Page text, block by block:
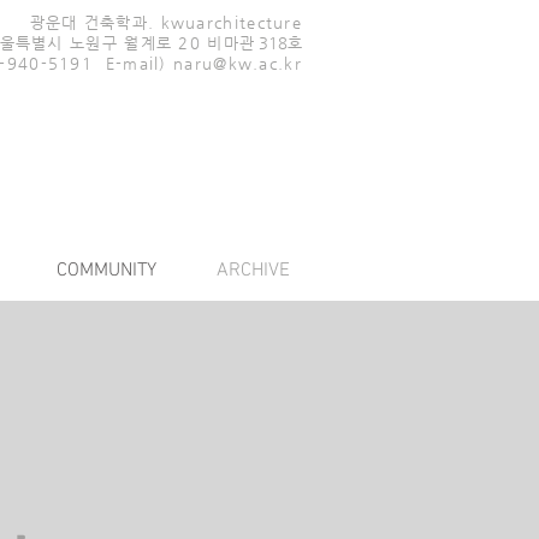
광운대 건축학과. kwuarchitecture
특별시 노원구 월계로 20 비마관 318호
940-5191 E-mail) naru@kw.ac.kr
COMMUNITY ARCHIVE